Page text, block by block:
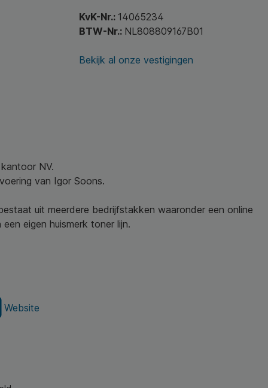
KvK-Nr.: 14065234
BTW-Nr.: NL808809167B01
Bekijk al onze vestigingen
NV.
van Igor Soons.
uit meerdere bedrijfstakken waaronder een online
eigen huismerk toner lijn.
Website